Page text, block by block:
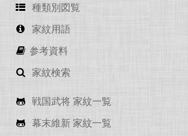
種類別図覧
家紋用語
参考資料
家紋検索
戦国武将 家紋一覧
幕末維新 家紋一覧